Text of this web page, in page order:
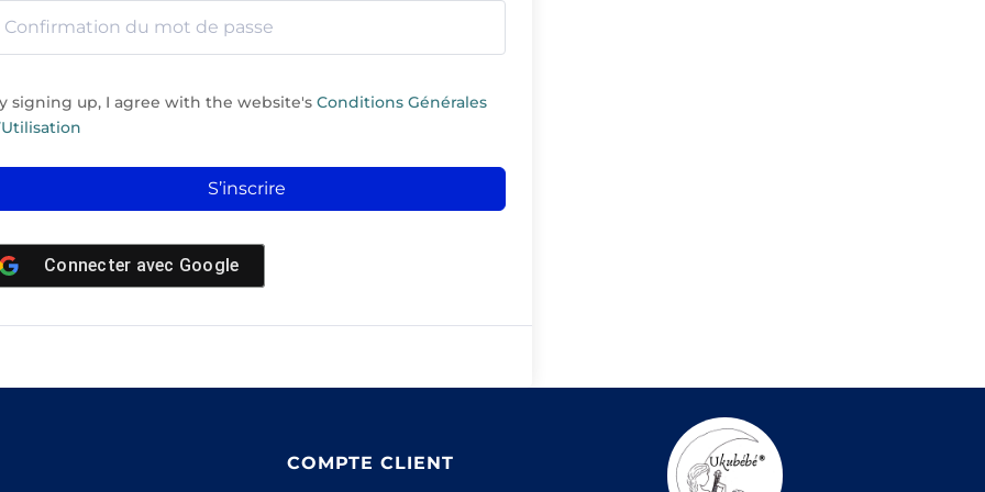
signing up, I agree with the website's Conditions Générales
S’inscrire
Connecter avec Google
COMPTE CLIENT